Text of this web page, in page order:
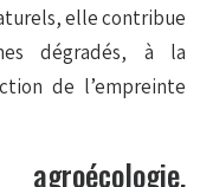
elle contribue
dégradés, à la
de l’empreinte